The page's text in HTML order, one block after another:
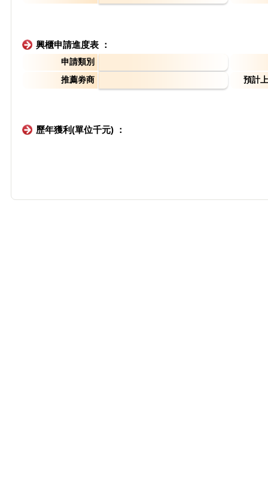
興櫃申請進度表 ：
申請類別
推薦劵商
預計
歷年獲利(單位千元) ：